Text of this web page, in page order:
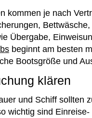
kommen je nach
Übergabe,
beginnt am besten
Bootsgröße und
klären
und Schiff sollten
wichtig sind